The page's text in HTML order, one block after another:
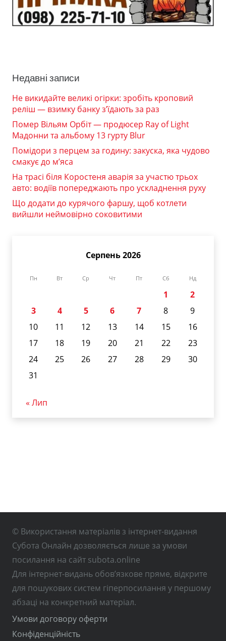
Недавні записи
Не викидайте великі огірки: зробіть кроповий
реліш — взимку банку з’їдають за раз
Помер Вільям Орбіт — продюсер Ray of Light
Мадонни та альбому 13 гурту Blur
Помідори з перцем за годину: закуска, яка чудово
смакує до м’яса
На трасі біля Коростеня аварія за участю трьох
авто: водіїв попереджають про ускладнення руху
Що додати до курячого фаршу, щоб котлети
вийшли неймовірно соковитими
Серпень 2026
Пн Вт Ср Чт Пт Сб Нд
1
2
3
4 5 6 7 8
9
10
11 12 13 14 15
16
17
18 19 20 21 22
23
24
25 26 27 28 29
30
31
« Лип
© Використання матеріалів з інтернет-видання
Субота Онлайн дозволяється лише за умови
посилання на сайт subota.online
Для інтернет-видань обов’язкове пряме, відкрите
для пошукових систем гіперпосилання у першому
абзаці на конкретний матеріал.
Умови договору оферти
Конфіденційність